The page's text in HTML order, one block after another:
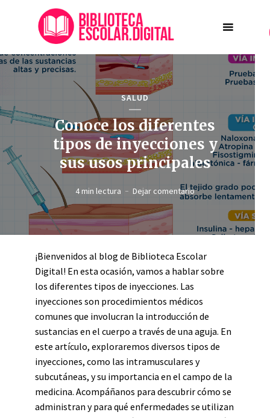
SALUD
Conoce los diferentes
tipos de inyecciones y
sus usos principales
4 min lectura Dejar comentario
¡Bienvenidos al blog de Biblioteca Escolar
Digital! En esta ocasión, vamos a hablar sobre
los diferentes tipos de inyecciones. Las
inyecciones son procedimientos médicos
comunes que involucran la introducción de
sustancias en el cuerpo a través de una aguja. En
este artículo, exploraremos diversos tipos de
inyecciones, como las intramusculares y
subcutáneas, y su importancia en el campo de la
medicina. Acompáñanos para descubrir cómo se
administran y para qué enfermedades se utilizan